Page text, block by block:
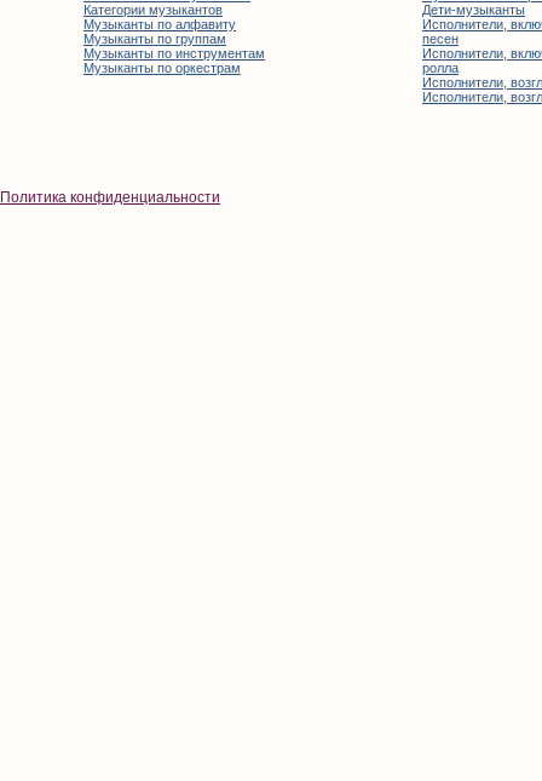
Категории музыкантов
Музыканты по алфавиту
Музыканты по группам
Музыканты по инструментам
Музыканты по оркестрам
Дети-музыканты
Исполнители,
песен
Исполнители,
ролла
Исполнители,
Исполнители,
Политика конфиденциальности